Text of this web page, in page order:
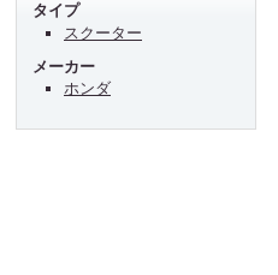
タイプ
スクーター
メーカー
ホンダ